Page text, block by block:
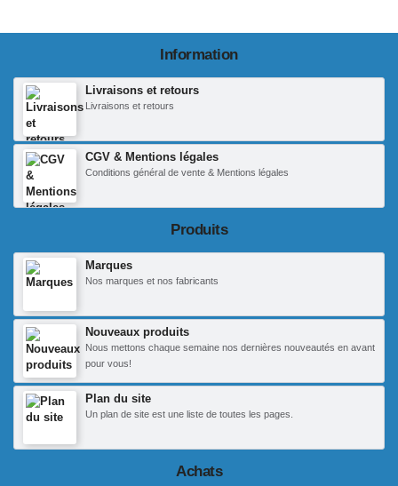
Information
Livraisons et retours
Livraisons et retours
CGV & Mentions légales
Conditions général de vente & Mentions légales
Produits
Marques
Nos marques et nos fabricants
Nouveaux produits
Nous mettons chaque semaine nos dernières nouveautés en avant
pour vous!
Plan du site
Un plan de site est une liste de toutes les pages.
Achats